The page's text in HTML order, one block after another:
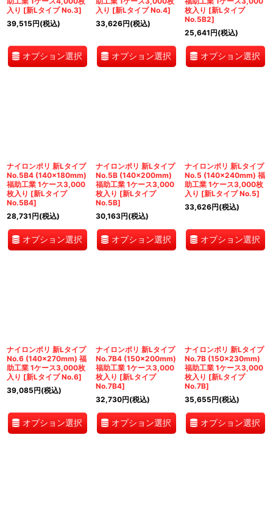
入り [新Lタイプ No.3]
39,515円(税込)
オプション選択
入り [新Lタイプ No.4]
33,626円(税込)
オプション選択
枚入り [新Lタイプ
No.5B2]
25,641円(税込)
オプション選択
ナイロンポリ 新Lタイプ
No.5B4 (140×180mm)
福助工業 1ケース3,000
枚入り [新Lタイプ
No.5B4]
28,731円(税込)
オプション選択
ナイロンポリ 新Lタイプ
No.5B (140×200mm)
福助工業 1ケース3,000
枚入り [新Lタイプ
No.5B]
30,163円(税込)
オプション選択
ナイロンポリ 新Lタイプ
No.5 (140×240mm) 福
助工業 1ケース3,000枚
入り [新Lタイプ No.5]
33,626円(税込)
オプション選択
ナイロンポリ 新Lタイプ
No.6 (140×270mm) 福
助工業 1ケース3,000枚
入り [新Lタイプ No.6]
39,085円(税込)
オプション選択
ナイロンポリ 新Lタイプ
No.7B4 (150×200mm)
福助工業 1ケース3,000
枚入り [新Lタイプ
No.7B4]
32,730円(税込)
オプション選択
ナイロンポリ 新Lタイプ
No.7B (150×230mm)
福助工業 1ケース3,000
枚入り [新Lタイプ
No.7B]
35,655円(税込)
オプション選択